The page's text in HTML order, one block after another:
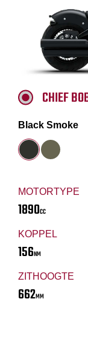
MOTORTYPE
1890CC
KOPPEL
156NM
ZITHOOGTE
662MM
CHIEF
Black Smoke